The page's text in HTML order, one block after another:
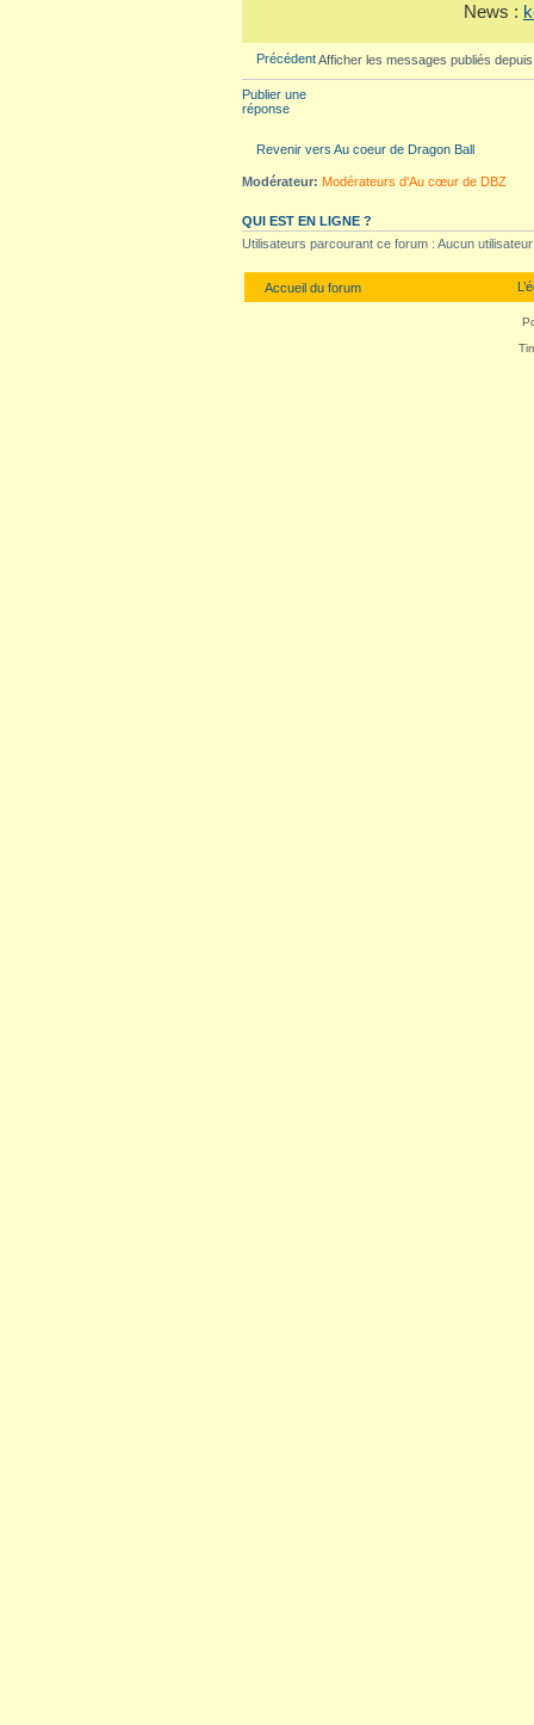
News :
PrécédentAfficher les messages publiés
Publier une
réponse
Revenir vers Au coeur de Dragon Ball
Modérateur: Modérateurs d'Au cœur de DBZ
QUI EST EN LIGNE ?
Utilisateurs parcourant ce forum : Aucun
Accueil du forum